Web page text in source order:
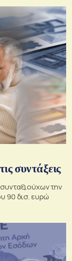
συντάξεις
την
90 δισ. ευρώ